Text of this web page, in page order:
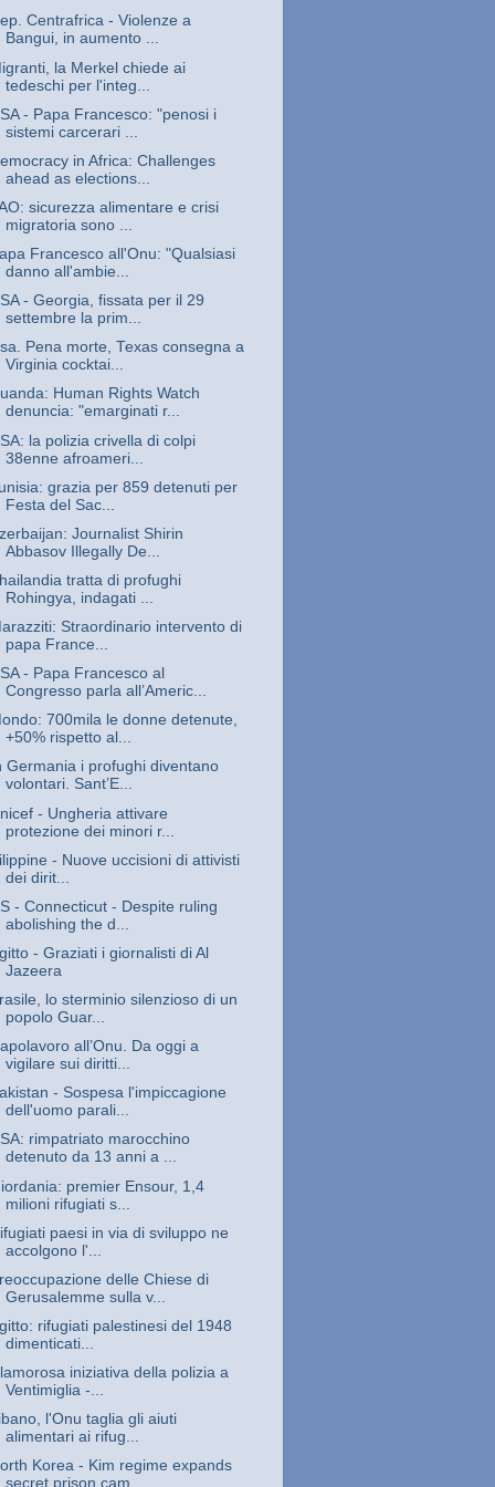
Centrafrica - Violenze a
Bangui, in aumento ...
la Merkel chiede ai
tedeschi per l'integ...
- Papa Francesco: "penosi i
sistemi carcerari ...
in Africa: Challenges
ahead as elections...
sicurezza alimentare e crisi
migratoria sono ...
Francesco all'Onu: "Qualsiasi
danno all'ambie...
- Georgia, fissata per il 29
settembre la prim...
Pena morte, Texas consegna a
Virginia cocktai...
Human Rights Watch
denuncia: "emarginati r...
la polizia crivella di colpi
38enne afroameri...
grazia per 859 detenuti per
Festa del Sac...
Journalist Shirin
Abbasov Illegally De...
tratta di profughi
Rohingya, indagati ...
Straordinario intervento di
papa France...
- Papa Francesco al
Congresso parla all’Americ...
700mila le donne detenute,
+50% rispetto al...
Germania i profughi diventano
volontari. Sant’E...
- Ungheria attivare
protezione dei minori r...
- Nuove uccisioni di attivisti
dei dirit...
- Connecticut - Despite ruling
abolishing the d...
- Graziati i giornalisti di Al
Jazeera
lo sterminio silenzioso di un
popolo Guar...
all’Onu. Da oggi a
vigilare sui diritti...
- Sospesa l'impiccagione
dell'uomo parali...
rimpatriato marocchino
detenuto da 13 anni a ...
premier Ensour, 1,4
milioni rifugiati s...
paesi in via di sviluppo ne
accolgono l'...
delle Chiese di
Gerusalemme sulla v...
rifugiati palestinesi del 1948
dimenticati...
iniziativa della polizia a
Ventimiglia -...
l'Onu taglia gli aiuti
alimentari ai rifug...
Korea - Kim regime expands
secret prison cam...